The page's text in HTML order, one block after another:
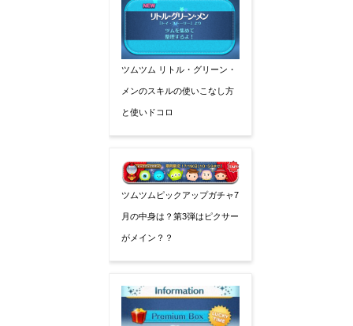
ツムツム リトル・グリーン・
メンのスキルの使いこなし方
と使いドコロ
ツムツムピックアップガチャ7
月の中身は？第3弾はピクサー
がメイン？？